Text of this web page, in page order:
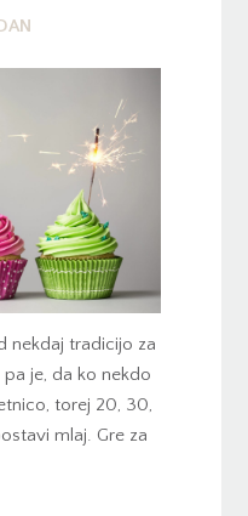
nekdaj tradicijo za
je, da ko nekdo
torej 20, 30,
mlaj. Gre za